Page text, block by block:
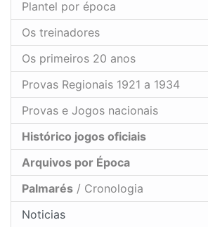
Plantel por época
Os treinadores
Os primeiros 20 anos
Provas Regionais 1921 a 1934
Provas e Jogos nacionais
Histórico jogos oficiais
Arquivos por Época
Palmarés / Cronologia
Noticias